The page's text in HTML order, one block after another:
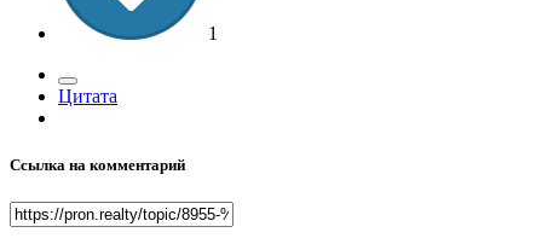
1
Цитата
Ссылка на комментарий